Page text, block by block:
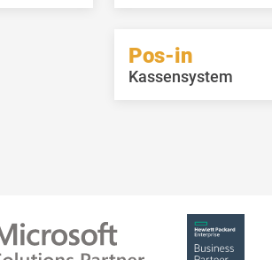
Pos-in
Kassensystem